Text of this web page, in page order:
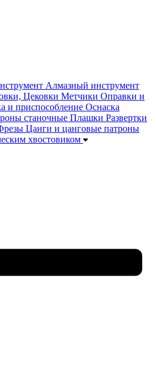
Алмазный инструмент
Цековки Метчики Оправки и
и приспособление Оснаска
станочные Плашки Развертки
Цанги и цанговые патроны
хвостовиком